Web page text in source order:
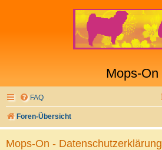
Mops-On
FAQ
Foren-Übersicht
Mops-On - Datenschutzerklärung